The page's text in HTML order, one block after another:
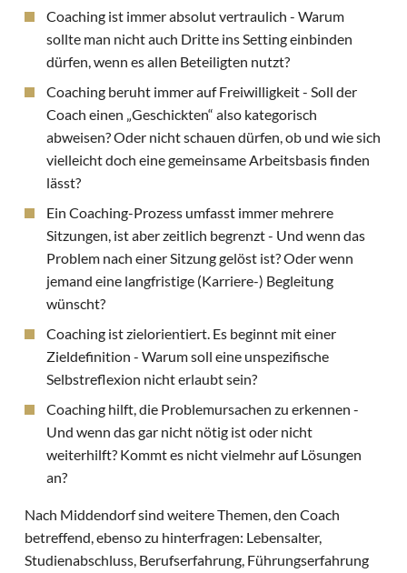
Coaching ist immer absolut vertraulich - Warum
sollte man nicht auch Dritte ins Setting einbinden
dürfen, wenn es allen Beteiligten nutzt?
Coaching beruht immer auf Freiwilligkeit - Soll der
Coach einen „Geschickten“ also kategorisch
abweisen? Oder nicht schauen dürfen, ob und wie sich
vielleicht doch eine gemeinsame Arbeitsbasis finden
lässt?
Ein Coaching-Prozess umfasst immer mehrere
Sitzungen, ist aber zeitlich begrenzt - Und wenn das
Problem nach einer Sitzung gelöst ist? Oder wenn
jemand eine langfristige (Karriere-) Begleitung
wünscht?
Coaching ist zielorientiert. Es beginnt mit einer
Zieldefinition - Warum soll eine unspezifische
Selbstreflexion nicht erlaubt sein?
Coaching hilft, die Problemursachen zu erkennen -
Und wenn das gar nicht nötig ist oder nicht
weiterhilft? Kommt es nicht vielmehr auf Lösungen
an?
Nach Middendorf sind weitere Themen, den Coach
betreffend, ebenso zu hinterfragen: Lebensalter,
Studienabschluss, Berufserfahrung, Führungserfahrung